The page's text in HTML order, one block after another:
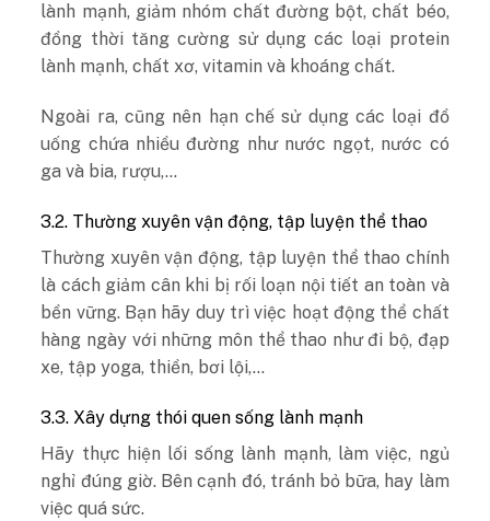
lành mạnh, giảm nhóm chất đường bột, chất béo,
đồng thời tăng cường sử dụng các loại protein
lành mạnh, chất xơ, vitamin và khoáng chất.
Ngoài ra, cũng nên hạn chế sử dụng các loại đồ
uống chứa nhiều đường như nước ngọt, nước có
ga và bia, rượu,…
3.2. Thường xuyên vận động, tập luyện thể thao
Thường xuyên vận động, tập luyện thể thao chính
là cách giảm cân khi bị rối loạn nội tiết an toàn và
bền vững. Bạn hãy duy trì việc hoạt động thể chất
hàng ngày với những môn thể thao như đi bộ, đạp
xe, tập yoga, thiền, bơi lội,…
3.3. Xây dựng thói quen sống lành mạnh
Hãy thực hiện lối sống lành mạnh, làm việc, ngủ
nghỉ đúng giờ. Bên cạnh đó, tránh bỏ bữa, hay làm
việc quá sức.